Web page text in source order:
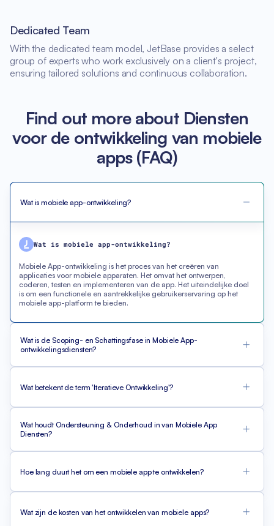
Dedicated Team
With the dedicated team model, JetBase provides a select
group of experts who work exclusively on a client's project,
ensuring tailored solutions and continuous collaboration.
Find out more about Diensten
voor de ontwikkeling van mobiele
apps (FAQ)
Wat is mobiele app-ontwikkeling?
Wat is mobiele app-ontwikkeling?
Mobiele App-ontwikkeling is het proces van het creëren van
applicaties voor mobiele apparaten. Het omvat het ontwerpen,
coderen, testen en implementeren van de app. Het uiteindelijke doel
is om een functionele en aantrekkelijke gebruikerservaring op het
mobiele app-platform te bieden.
Wat is de Scoping- en Schattingsfase in Mobiele App-
ontwikkelingsdiensten?
Wat betekent de term 'Iteratieve Ontwikkeling'?
Wat houdt Ondersteuning & Onderhoud in van Mobiele App
Diensten?
Hoe lang duurt het om een mobiele app te ontwikkelen?
Wat zijn de kosten van het ontwikkelen van mobiele apps?